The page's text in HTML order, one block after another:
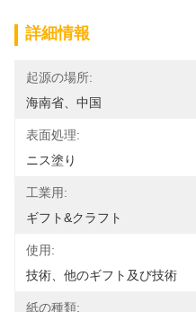
詳細情報
起源の場所:
海南省、中国
表面処理:
ニス塗り
工業用:
ギフト&クラフト
使用:
技術、他のギフト及び技術
紙の種類: